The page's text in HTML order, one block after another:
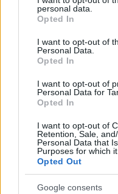
grant or deny consent to
use your data for below
consent section.
personal data.
Opted In
I want to opt-out of
Personal Data.
Opted In
I want to opt-out of
Personal Data for
Opted In
I want to opt-out of
Retention, Sale,
Personal Data that
Purposes for which
Opted Out
Google consents
Media Day του
εκείνο το tweet το
Ολυμπιακό
σαν
συνέβη! Ήταν η
βρίσκομαι εδώ».